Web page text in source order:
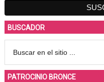
BUSCADOR
PATROCINIO BRONCE